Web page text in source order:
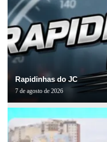
Rapidinhas do JC
7 de agosto de 2026